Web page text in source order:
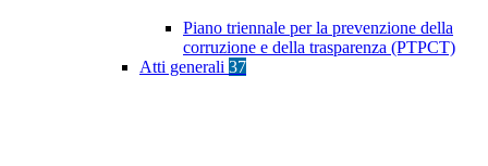
Piano triennale per la prevenzione della
corruzione e della trasparenza (PTPCT)
Atti generali 37